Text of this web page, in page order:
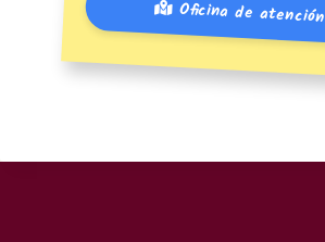
Oficina de atención